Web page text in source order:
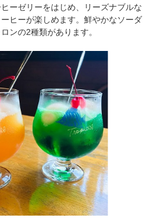
ーゼリーをはじめ、リーズナブルな
ヒーが楽しめます。鮮やかなソーダ
ンの2種類があります。